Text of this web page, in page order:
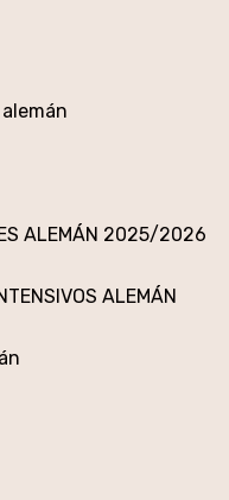
ALEMÁN 2025/2026
ALEMÁN